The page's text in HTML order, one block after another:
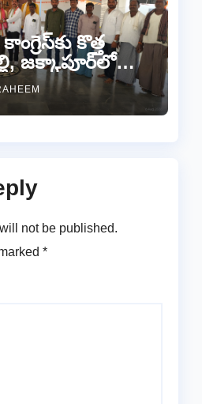
కొత్త
జక్కాపూర్‌లో
ఏర్పాటు
not be published.
*